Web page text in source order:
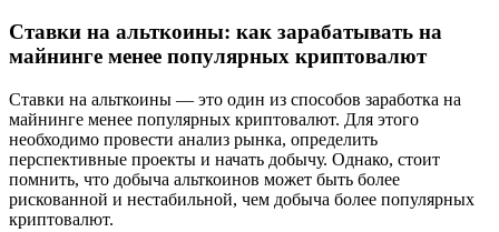
Ставки на альткоины: как зарабатывать на
майнинге менее популярных криптовалют
Ставки на альткоины — это один из способов заработка на
майнинге менее популярных криптовалют. Для этого
необходимо провести анализ рынка, определить
перспективные проекты и начать добычу. Однако, стоит
помнить, что добыча альткоинов может быть более
рискованной и нестабильной, чем добыча более популярных
криптовалют.